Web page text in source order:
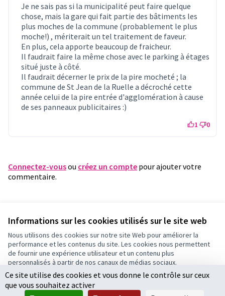
Informations sur les cookies utilisés sur le site web
Nous utilisons des cookies sur notre site Web pour améliorer la
performance et les contenus du site. Les cookies nous permettent
de fournir une expérience utilisateur et un contenu plus
personnalisés à partir de nos canaux de médias sociaux.
Tout accepter
Accepter seulement les cookies essentiels
Je ne sais pas si la municipalité peut faire quelque
chose, mais la gare qui fait partie des bâtiments les
plus moches de la commune (probablement le plus
moche!) , mériterait un tel traitement de faveur.
En plus, cela apporte beaucoup de fraicheur.
Il faudrait faire la même chose avec le parking à étages
situé juste à côté.
Il faudrait décerner le prix de la pire mocheté ; la
commune de St Jean de la Ruelle a décroché cette
année celui de la pire entrée d'agglomération à cause
de ses panneaux publicitaires :)
1 0
Connectez-vousou créez un compte pour ajouter votre
commentaire.
Vérifiez l'empreinte numérique
Conditions d'utilisation
Paramètres des cookies
Ce site utilise des cookies et vous donne le contrôle sur ceux
que vous souhaitez activer